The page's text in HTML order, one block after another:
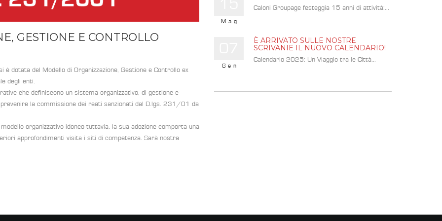
GESTIONE E CONTROLLO
dotata del Modello di Organizzazione, Gestione e Controllo ex
degli enti.
che definiscono un sistema organizzativo, di gestione e
prevenire la commissione dei reati sanzionati dal D.lgs. 231/01 da
organizzativo idoneo tuttavia, la sua adozione comporta una
approfondimenti visita i siti di competenza. Sarà nostra
Mag
Caloni Groupage festeggia 15 anni di attività:...
Gen
È ARRIVATO SULLE NOSTRE
SCRIVANIE IL NUOVO CALENDARIO!
Calendario 2025: Un Viaggio tra le Città...